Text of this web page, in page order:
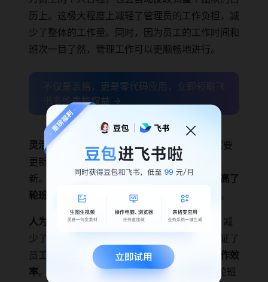
历上。这极大程度上减轻了管理员的工作负担，减
少了整体的工作量。同时，因为员工的工作时间和
班次一目了然，管理工作可以更顺畅地进行。
不仅是表格，更是零代码应用，立即领取飞
书多维表格权益 →
灵活性提升：即使员工的计划发生变动，只需要
更新Base上的项目，日历上的日程也会自动更
新。这样，就无需进行复杂的轮班再调整，
提高了
轮班管理的灵活性，可以迅速应对突发的变动
。
人为错误减少：通过自动化分配和调整轮班，减
少了由管理员手动调整导致的人为错误。这保证了
员工能在正确的轮班中工作，
确保了整体的工作效
率。 通过这样利用Anycross，不仅可以提高轮班